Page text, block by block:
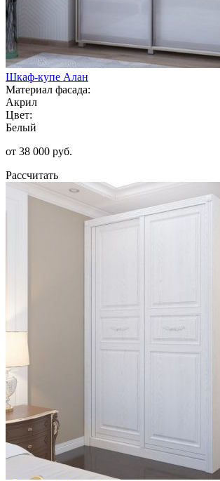
Шкаф-купе Алан
Материал фасада:
Акрил
Цвет:
Белый
от 38 000 руб.
Рассчитать